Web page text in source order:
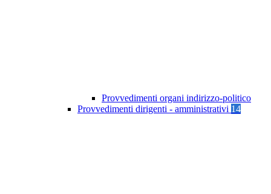
Provvedimenti organi indirizzo-politico
Provvedimenti dirigenti - amministrativi 14